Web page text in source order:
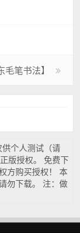
毛笔书法】
个人测试（请
版授权。 免费下
方购买授权！ 本
勿下载。 注：做